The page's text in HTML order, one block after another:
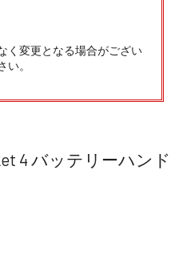
く変更となる場合がござい
。
4 バッテリーハンド